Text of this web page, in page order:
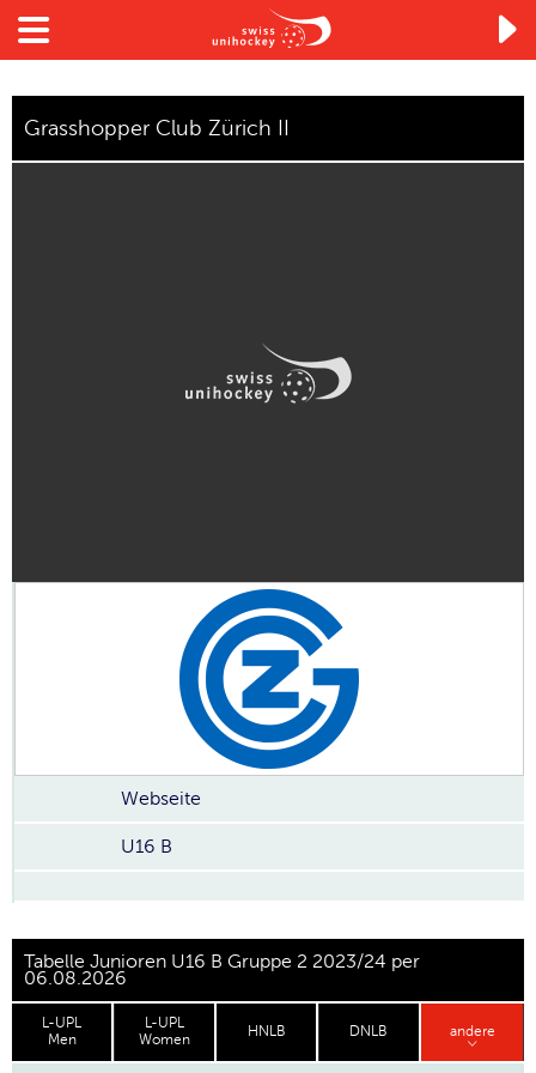

Grasshopper Club Zürich II
Webseite
U16 B
Tabelle Junioren U16 B Gruppe 2 2023/24 per
06.08.2026
L-UPL
Men
L-UPL
Women
HNLB DNLB andere